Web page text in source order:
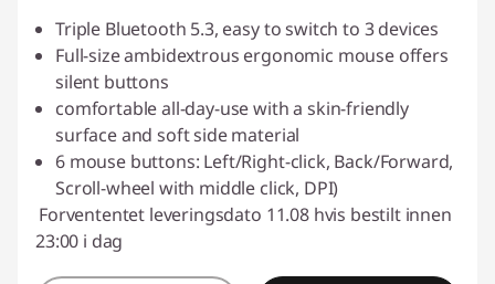
Triple Bluetooth 5.3, easy to switch to 3 devices
Full-size ambidextrous ergonomic mouse offers
silent buttons
comfortable all-day-use with a skin-friendly
surface and soft side material
6 mouse buttons: Left/Right-click, Back/Forward,
Scroll-wheel with middle click, DPI)
Forvententet leveringsdato 11.08 hvis bestilt innen
23:00 i dag